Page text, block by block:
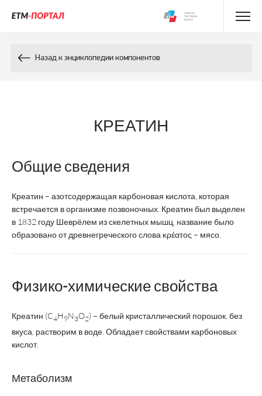
Назад к энциклопедии компонентов
КРЕАТИН
Общие сведения
Креатин – азотсодержащая карбоновая кислота, которая
встречается в организме позвоночных. Креатин был выделен
в 1832 году Шеврёлем из скелетных мышц, название было
образовано от древнегреческого слова κρέατος – мясо.
Физико-химические свойства
Креатин (C4H9N3O2) – белый кристаллический порошок, без
вкуса, растворим в воде. Обладает свойствами карбоновых
кислот.
Метаболизм